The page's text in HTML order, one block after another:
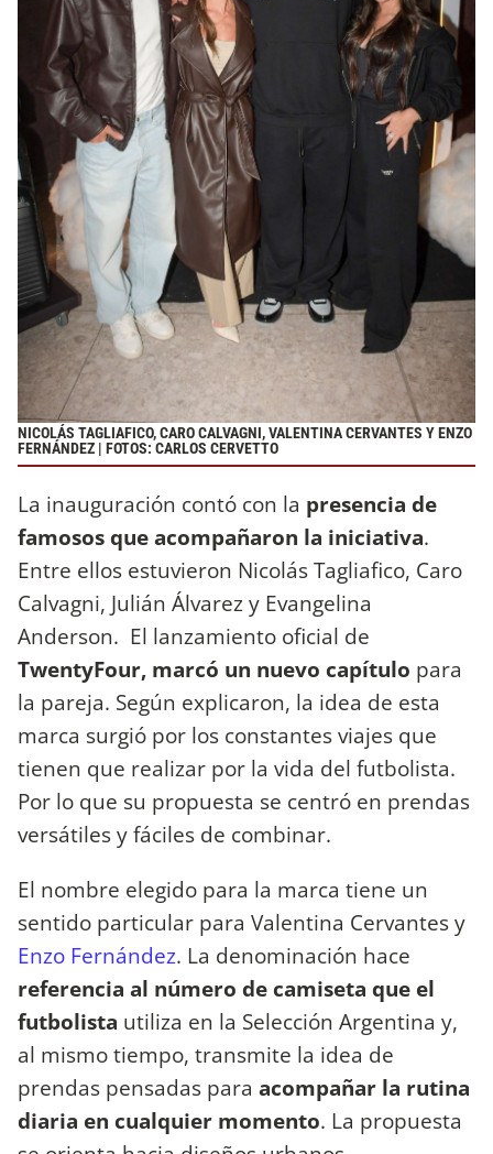
NICOLÁS TAGLIAFICO, CARO CALVAGNI, VALENTINA CERVANTES Y ENZO
FERNÁNDEZ | FOTOS: CARLOS CERVETTO
La inauguración contó con la presencia de
famosos que acompañaron la iniciativa.
Entre ellos estuvieron Nicolás Tagliafico, Caro
Calvagni, Julián Álvarez y Evangelina
Anderson. El lanzamiento oficial de
TwentyFour, marcó un nuevo capítulo para
la pareja. Según explicaron, la idea de esta
marca surgió por los constantes viajes que
tienen que realizar por la vida del futbolista.
Por lo que su propuesta se centró en prendas
versátiles y fáciles de combinar.
El nombre elegido para la marca tiene un
sentido particular para Valentina Cervantes y
Enzo Fernández. La denominación hace
referencia al número de camiseta que el
futbolista utiliza en la Selección Argentina y,
al mismo tiempo, transmite la idea de
prendas pensadas para acompañar la rutina
diaria en cualquier momento. La propuesta